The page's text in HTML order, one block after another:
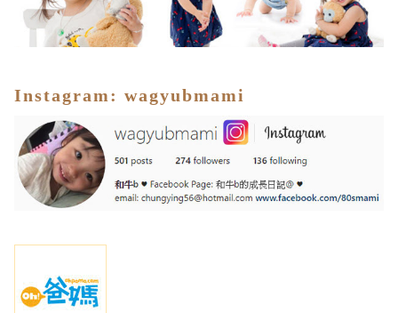
Instagram: wagyubmami